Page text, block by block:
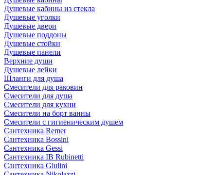
Душевые кабины из стекла
Душевые уголки
Душевые двери
Душевые поддоны
Душевые стойки
Душевые панели
Верхние души
Душевые лейки
Шланги для душа
Смесители для раковин
Смесители для душа
Смесители для кухни
Смесители на борт ванны
Смесители с гигиеническим душем
Сантехника Remer
Сантехника Bossini
Сантехника Gessi
Сантехника IB Rubinetti
Сантехника Giulini